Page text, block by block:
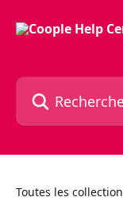
Rechercher un
Toutes les